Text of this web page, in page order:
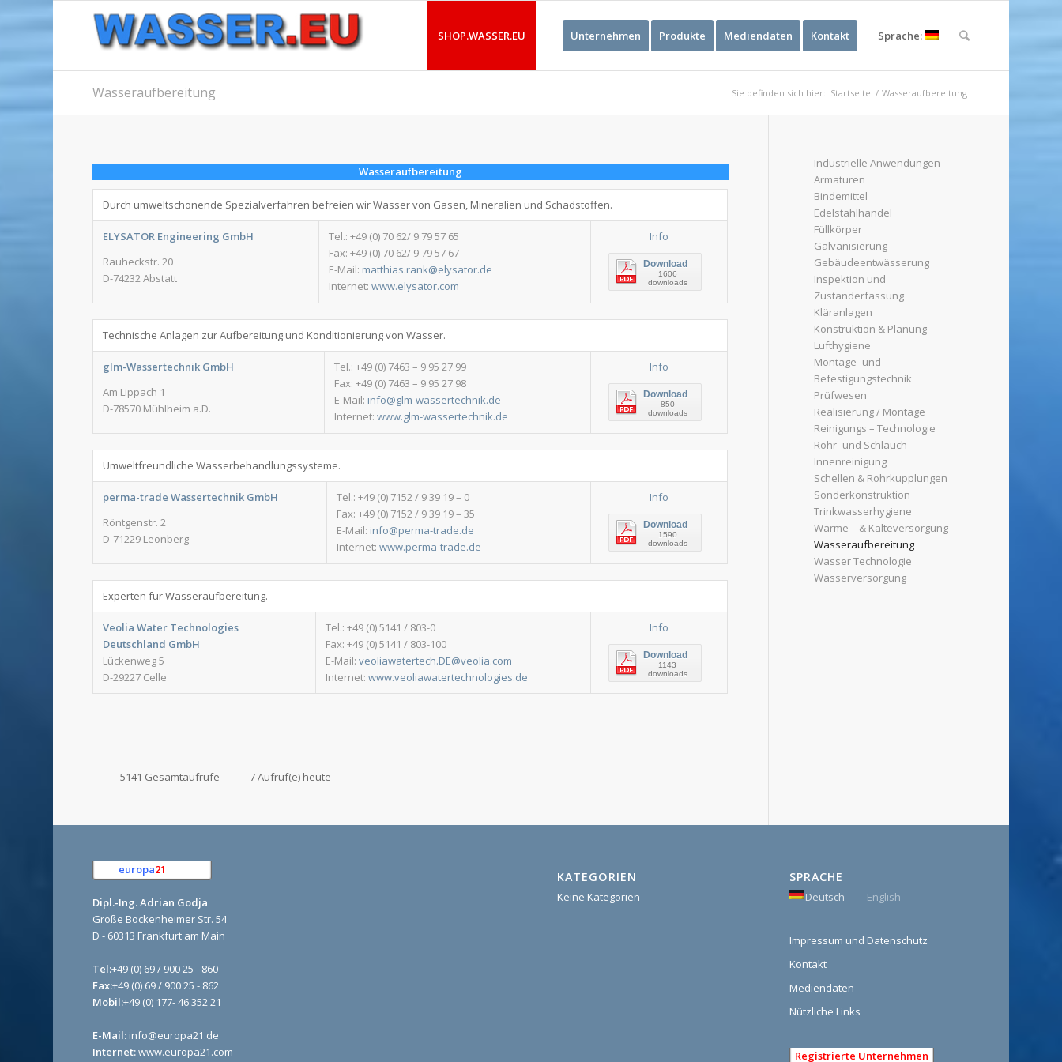
SHOP.WASSER.EU Unternehmen Produkte Mediendaten Kontakt Sprache:
Wasseraufbereitung Sie befinden sich hier: Startseite / Wasseraufbereitung
Wasseraufbereitung
Durch umweltschonende Spezialverfahren befreien wir Wasser von Gasen, Mineralien und Schadstoffen.
ELYSATOR Engineering GmbH
Rauheckstr. 20
D-74232 Abstatt
Tel.: +49 (0) 70 62/ 9 79 57 65
Fax: +49 (0) 70 62/ 9 79 57 67
E-Mail: matthias.rank@elysator.de
Internet:www.elysator.com
Info
Download
1606
downloads
Technische Anlagen zur Aufbereitung und Konditionierung von Wasser.
glm-Wassertechnik GmbH
Am Lippach 1
D-78570 Mühlheim a.D.
Tel.: +49 (0) 7463 – 9 95 27 99
Fax: +49 (0) 7463 – 9 95 27 98
E-Mail: info@glm-wassertechnik.de
Internet:www.glm-wassertechnik.de
Info
Download
850
downloads
Umweltfreundliche Wasserbehandlungssysteme.
perma-trade Wassertechnik GmbH
Röntgenstr. 2
D-71229 Leonberg
Tel.: +49 (0) 7152 / 9 39 19 – 0
Fax: +49 (0) 7152 / 9 39 19 – 35
E-Mail: info@perma-trade.de
Internet:www.perma-trade.de
Info
Download
1590
downloads
Experten für Wasseraufbereitung.
Veolia Water Technologies
Deutschland GmbH
Lückenweg 5
D-29227 Celle
Tel.: +49 (0) 5141 / 803-0
Fax: +49 (0) 5141 / 803-100
E-Mail:veoliawatertech.DE@veolia.com
Internet:www.veoliawatertechnologies.de
Info
Download
1143
downloads
5141 Gesamtaufrufe 7 Aufruf(e) heute
Industrielle Anwendungen
Armaturen
Bindemittel
Edelstahlhandel
Füllkörper
Galvanisierung
Gebäudeentwässerung
Inspektion und
Zustanderfassung
Kläranlagen
Konstruktion & Planung
Lufthygiene
Montage- und
Befestigungstechnik
Prüfwesen
Realisierung / Montage
Reinigungs – Technologie
Rohr- und Schlauch-
Innenreinigung
Schellen & Rohrkupplungen
Sonderkonstruktion
Trinkwasserhygiene
Wärme – & Kälteversorgung
Wasseraufbereitung
Wasser Technologie
Wasserversorgung
europa21
Dipl.-Ing. Adrian Godja
Große Bockenheimer Str. 54
D - 60313 Frankfurt am Main
Tel:+49 (0) 69 / 900 25 - 860
Fax:+49 (0) 69 / 900 25 - 862
Mobil:+49 (0) 177- 46 352 21
E-Mail: info@europa21.de
Internet:www.europa21.com
KATEGORIEN
Keine Kategorien
SPRACHE
Deutsch English
Impressum und Datenschutz
Kontakt
Mediendaten
Nützliche Links
Registrierte Unternehmen